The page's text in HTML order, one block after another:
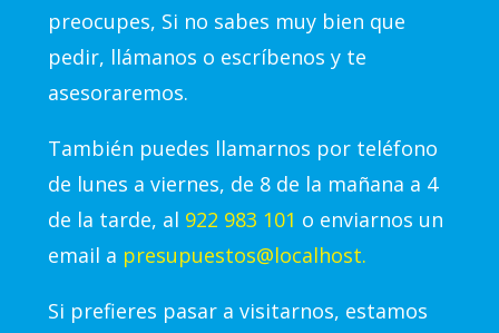
preocupes, Si no sabes muy bien que
pedir, llámanos o escríbenos y te
asesoraremos.
También puedes llamarnos por teléfono
de lunes a viernes, de 8 de la mañana a 4
de la tarde, al 922 983 101 o enviarnos un
email a presupuestos@localhost.
Si prefieres pasar a visitarnos, estamos